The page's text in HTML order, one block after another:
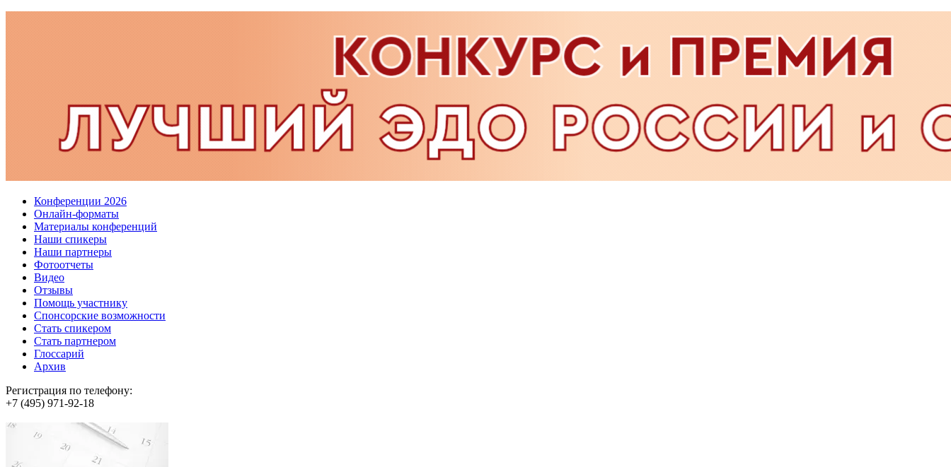
Конференции 2026
Онлайн-форматы
Материалы конференций
Наши спикеры
Наши партнеры
Фотоотчеты
Видео
Отзывы
Помощь участнику
Спонсорские возможности
Стать спикером
Стать партнером
Глоссарий
Архив
Регистрация по телефону:
+7 (495) 971-92-18